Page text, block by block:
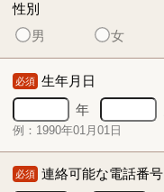
性別
男
女
必須 生年月日
年
例：1990年01月01日
必須 連絡可能な電話番号